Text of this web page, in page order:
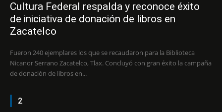
Cultura Federal respalda y reconoce éxito
de iniciativa de donación de libros en
Zacatelco
Fueron 240 ejemplares los que se recaudaron para la Biblioteca
Nicanor Serrano Zacatelco, Tlax. Concluyó con gran éxito la campaña
de donación de libros en...
2